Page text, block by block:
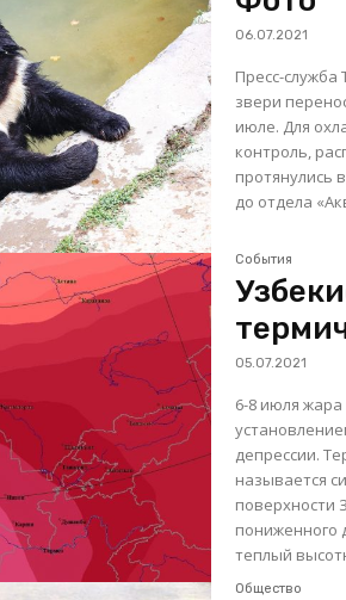
06.07.2021
Пресс-служба
звери
июле. Для охлаждения воздуха в вольерах установлен климат-
контроль, распыляющий
протянулись
до отдела
События
05.07.2021
6-8 июля жара
депрессии. Термической депрессией в метеорологии
называется
поверхности
пониженного
теплый
Общество